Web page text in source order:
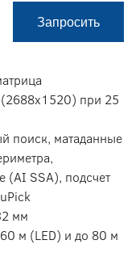
Запросить
при 25
поиск, матаданные
(AI SSA), подсчет
мм
м (LED) и до 80 м